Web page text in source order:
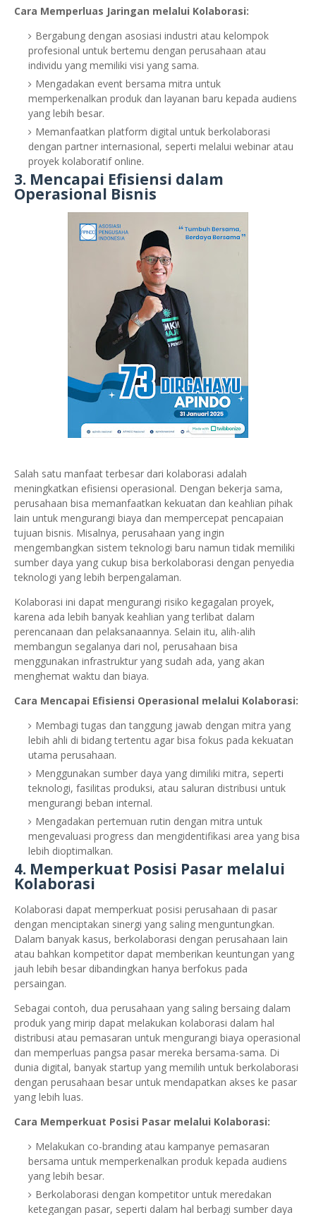
Cara Memperluas Jaringan melalui Kolaborasi:
Bergabung dengan asosiasi industri atau kelompok
profesional untuk bertemu dengan perusahaan atau
individu yang memiliki visi yang sama.
Mengadakan event bersama mitra untuk
memperkenalkan produk dan layanan baru kepada audiens
yang lebih besar.
Memanfaatkan platform digital untuk berkolaborasi
dengan partner internasional, seperti melalui webinar atau
proyek kolaboratif online.
3. Mencapai Efisiensi dalam
Operasional Bisnis
Salah satu manfaat terbesar dari kolaborasi adalah
meningkatkan efisiensi operasional. Dengan bekerja sama,
perusahaan bisa memanfaatkan kekuatan dan keahlian pihak
lain untuk mengurangi biaya dan mempercepat pencapaian
tujuan bisnis. Misalnya, perusahaan yang ingin
mengembangkan sistem teknologi baru namun tidak memiliki
sumber daya yang cukup bisa berkolaborasi dengan penyedia
teknologi yang lebih berpengalaman.
Kolaborasi ini dapat mengurangi risiko kegagalan proyek,
karena ada lebih banyak keahlian yang terlibat dalam
perencanaan dan pelaksanaannya. Selain itu, alih-alih
membangun segalanya dari nol, perusahaan bisa
menggunakan infrastruktur yang sudah ada, yang akan
menghemat waktu dan biaya.
Cara Mencapai Efisiensi Operasional melalui Kolaborasi:
Membagi tugas dan tanggung jawab dengan mitra yang
lebih ahli di bidang tertentu agar bisa fokus pada kekuatan
utama perusahaan.
Menggunakan sumber daya yang dimiliki mitra, seperti
teknologi, fasilitas produksi, atau saluran distribusi untuk
mengurangi beban internal.
Mengadakan pertemuan rutin dengan mitra untuk
mengevaluasi progress dan mengidentifikasi area yang bisa
lebih dioptimalkan.
4. Memperkuat Posisi Pasar melalui
Kolaborasi
Kolaborasi dapat memperkuat posisi perusahaan di pasar
dengan menciptakan sinergi yang saling menguntungkan.
Dalam banyak kasus, berkolaborasi dengan perusahaan lain
atau bahkan kompetitor dapat memberikan keuntungan yang
jauh lebih besar dibandingkan hanya berfokus pada
persaingan.
Sebagai contoh, dua perusahaan yang saling bersaing dalam
produk yang mirip dapat melakukan kolaborasi dalam hal
distribusi atau pemasaran untuk mengurangi biaya operasional
dan memperluas pangsa pasar mereka bersama-sama. Di
dunia digital, banyak startup yang memilih untuk berkolaborasi
dengan perusahaan besar untuk mendapatkan akses ke pasar
yang lebih luas.
Cara Memperkuat Posisi Pasar melalui Kolaborasi:
Melakukan co-branding atau kampanye pemasaran
bersama untuk memperkenalkan produk kepada audiens
yang lebih besar.
Berkolaborasi dengan kompetitor untuk meredakan
ketegangan pasar, seperti dalam hal berbagi sumber daya